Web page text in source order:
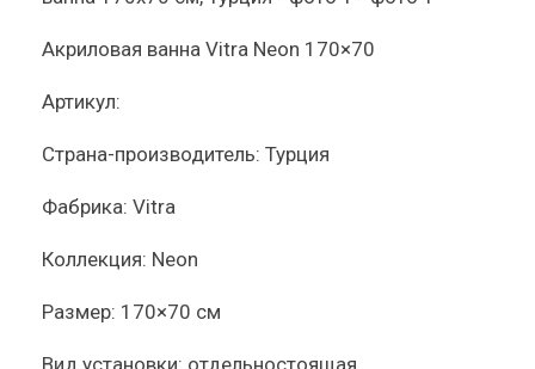
Акриловая ванна Vitra Neon 170×70
Артикул:
Страна-производитель: Турция
Фабрика: Vitra
Коллекция: Neon
Размер: 170×70 см
Вид установки: отдельностоящая